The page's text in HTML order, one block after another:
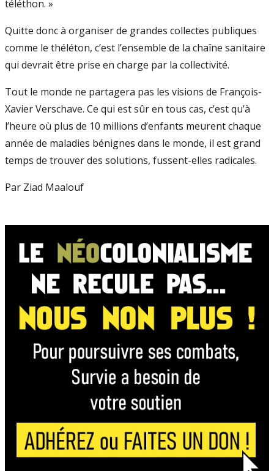
téléthon. »
Quitte donc à organiser de grandes collectes publiques
comme le théléton, c’est l’ensemble de la chaîne sanitaire
qui devrait être prise en charge par la collectivité.
Tout le monde ne partagera pas les visions de François-
Xavier Verschave. Ce qui est sûr en tous cas, c’est qu’à
l’heure où plus de 10 millions d’enfants meurent chaque
année de maladies bénignes dans le monde, il est grand
temps de trouver des solutions, fussent-elles radicales.
Par Ziad Maalouf